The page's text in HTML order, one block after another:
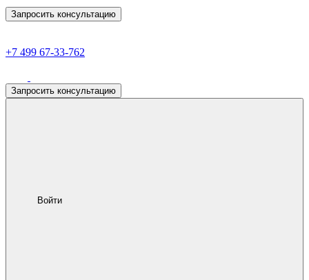
Запросить консультацию
+7 499 67-33-762
Запросить консультацию
Войти